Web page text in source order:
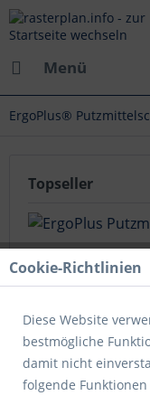
Menü
ErgoPlus®
Topseller
ErgoPlus
RAl 7035/
Cookie-Richtlinien
Diese Website
bestmögliche
damit nicht
folgende